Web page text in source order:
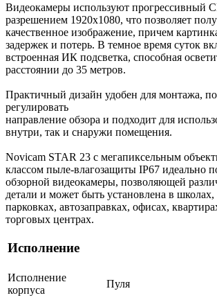
Видеокамеры используют прогрессивный
разрешением 1920x1080, что позволяет
качественное изображение, причем
задержек и потерь. В темное время суток
встроенная ИК подсветка, способная
расстоянии до 35 метров.
Практичный дизайн удобен для монтажа,
регулировать
направление обзора и подходит для
внутри, так и снаружи помещения.
Novicam STAR 23 с мегапиксельным
классом пыле-влагозащиты IP67 идеально
обзорной видеокамеры, позволяющей
детали и может быть установлена в школах,
парковках, автозаправках, офисах,
торговых центрах.
Исполнение
Исполнение
корпуса
Пуля